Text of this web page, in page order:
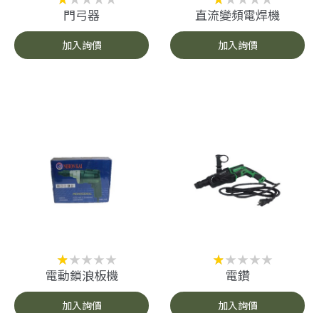
門弓器
加入詢價
直流變頻電焊機
加入詢價
電動鎖浪板機
加入詢價
電鑽
加入詢價